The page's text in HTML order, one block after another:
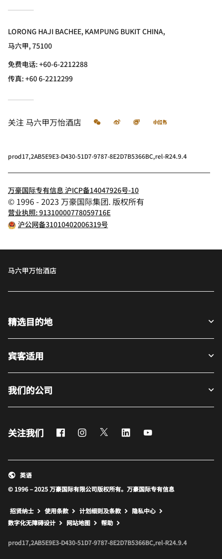
LORONG HAJI BACHEE, KAMPUNG BUKIT CHINA,
马六甲, 75100
免费电话:+60-6-2212288
传真:+60 6-2212299
关注 马六甲万怡酒店 微信 微博 飞猪 小红书
prod17,2AB5E9E3-D430-51D7-9787-8E2D7B5366BC,rel-R24.9.4
万豪国际专有信息 沪ICP备14047926号-10
© 1996 - 2023 万豪国际集团. 版权所有
营业执照: 91310000778059716E
沪公网备31010402006319号
马六甲万怡酒店
精选目的地
宾客适用
我们的公司
关注我们 FacebookInstagram
Twitter LinkedIn
© 1996 – 2025 万豪国际有限公司版权所有。万豪国际专有信息
英语
招贤纳士 使用条款 计划细则及条款
隐私中心
数字化无障碍设计
网站地图 打开新窗口
帮助
prod17,2AB5E9E3-D430-51D7-9787-8E2D7B5366BC,rel-R24.9.4